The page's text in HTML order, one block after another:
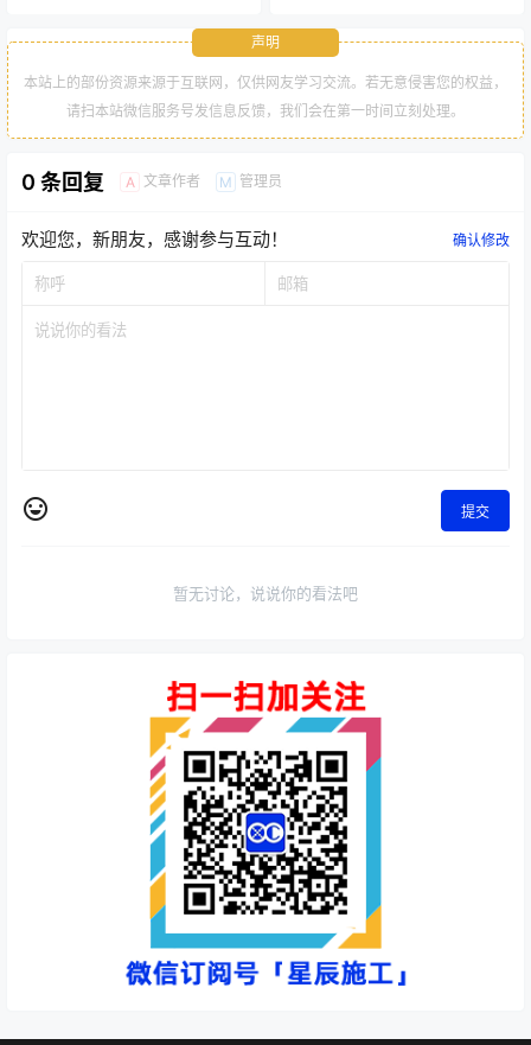
声明
本站上的部份资源来源于互联网，仅供网友学习交流。若无意侵害您的权益，
请扫本站微信服务号发信息反馈，我们会在第一时间立刻处理。
0 条回复 A 文章作者 M 管理员
欢迎您，新朋友，感谢参与互动！ 确认修改
提交
暂无讨论，说说你的看法吧